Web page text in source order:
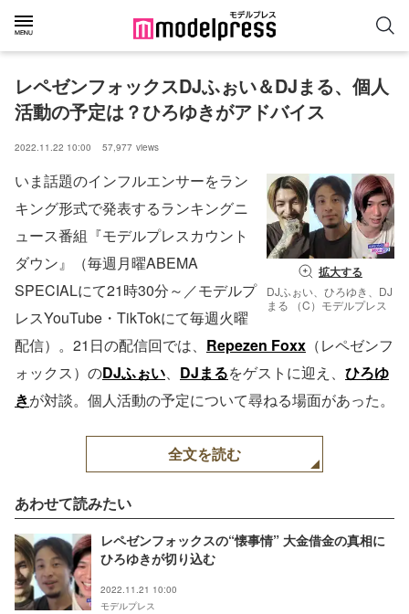
レペゼンフォックスDJふぉい＆DJまる、個人
活動の予定は？ひろゆきがアドバイス
2022.11.22 10:00 57,977 views
拡大する
DJふぉい、ひろゆき、DJ
まる （C）モデルプレス
いま話題のインフルエンサーをラン
キング形式で発表するランキングニ
ュース番組『モデルプレスカウント
ダウン』（毎週月曜ABEMA
SPECIALにて21時30分～／モデルプ
レスYouTube・TikTokにて毎週火曜
配信）。21日の配信回では、 Repezen Foxx （レペゼンフ
ォックス）のDJふぉい、 DJまるをゲストに迎え、 ひろゆ
きが対談。個人活動の予定について尋ねる場面があった。
全文を読む
あわせて読みたい
レペゼンフォックスの“懐事情” 大金借金の真相に
ひろゆきが切り込む
2022.11.21 10:00
モデルプレス